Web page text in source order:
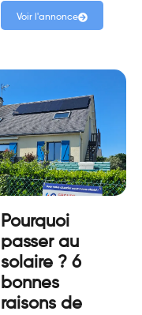
Voir l'annonce
Pourquoi
passer au
solaire ? 6
bonnes
raisons de